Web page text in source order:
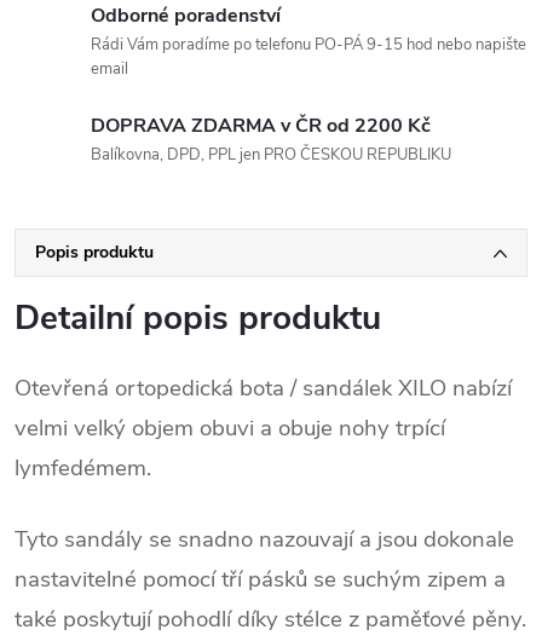
Odborné poradenství
Rádi Vám poradíme po telefonu PO-PÁ 9-15 hod nebo napište
email
DOPRAVA ZDARMA v ČR od 2200 Kč
Balíkovna, DPD, PPL jen PRO ČESKOU REPUBLIKU
Popis produktu
Detailní popis produktu
Otevřená ortopedická bota / sandálek XILO nabízí
velmi velký objem obuvi a obuje nohy trpící
lymfedémem.
Tyto sandály se snadno nazouvají a jsou dokonale
nastavitelné pomocí tří pásků se suchým zipem a
také poskytují pohodlí díky stélce z paměťové pěny.